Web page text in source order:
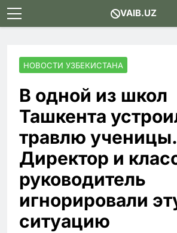
Skip
to
VAIB.UZ
НОВОСТИ УЗБЕКИСТАНА
В одной из школ
Ташкента
травлю ученицы.
Директор и
руководитель
игнорировали
ситуацию